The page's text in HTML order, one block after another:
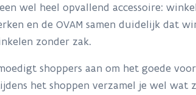
wel heel opvallend accessoire:
en de OVAM samen duidelijk dat
zonder zak.
shoppers aan om het goede
het shoppen verzamel je wel wat